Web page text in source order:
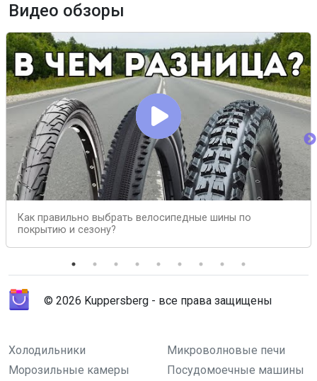
Видео обзоры
Как правильно выбрать велосипедные шины по
покрытию и сезону?
© 2026 Kuppersberg - все права защищены
Холодильники
Микроволновые печи
Морозильные камеры
Посудомоечные машины